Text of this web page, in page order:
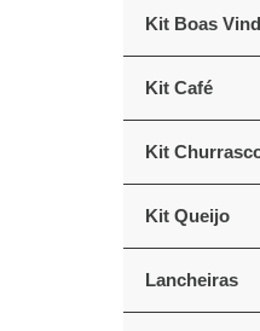
Kit Boas
Kit Café
Kit
Kit Queijo
Lancheiras